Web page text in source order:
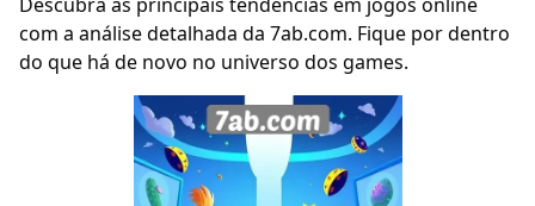
com a análise detalhada da 7ab.com. Fique por dentro
do que há de novo no universo dos games.